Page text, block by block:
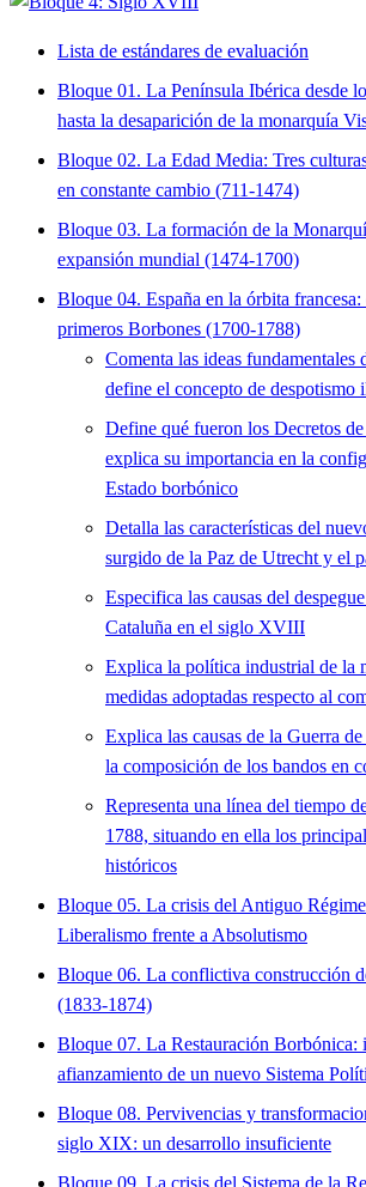
Lista de estándares de evaluación
Bloque 01. La Península Ibérica desde
hasta la desaparición de la monarquía
Bloque 02. La Edad Media: Tres
en constante cambio (711-1474)
Bloque 03. La formación de la
expansión mundial (1474-1700)
Bloque 04. España en la órbita
primeros Borbones (1700-1788)
Comenta las ideas fundamentales
define el concepto de despotismo
Define qué fueron los Decretos
explica su importancia en la
Estado borbónico
Detalla las características del
surgido de la Paz de Utrecht y el
Especifica las causas del
Cataluña en el siglo XVIII
Explica la política industrial de la
medidas adoptadas respecto al
Explica las causas de la Guerra
la composición de los bandos en
Representa una línea del tiempo
1788, situando en ella los
históricos
Bloque 05. La crisis del Antiguo
Liberalismo frente a Absolutismo
Bloque 06. La conflictiva construcción
(1833-1874)
Bloque 07. La Restauración Borbónica:
afianzamiento de un nuevo Sistema
Bloque 08. Pervivencias y
siglo XIX: un desarrollo insuficiente
Bloque 09. La crisis del Sistema de la